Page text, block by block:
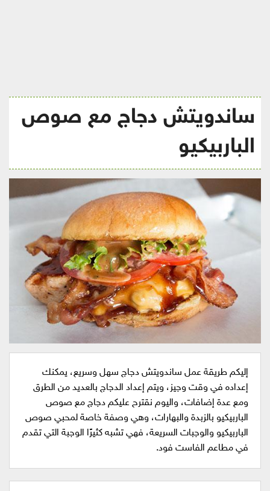
ساندويتش دجاج مع صوص
الباربيكيو
إليكم طريقة عمل ساندويتش دجاج سهل وسريع، يمكنك
إعداده في وقت وجيز، ويتم إعداد الدجاج بالعديد من الطرق
ومع عدة إضافات، واليوم نقترح عليكم دجاج مع صوص
الباربيكيو بالزبدة والبهارات، وهي وصفة خاصة لمحبي صوص
الباربيكيو والوجبات السريعة، فهي تشبه كثيرًا الوجبة التي تقدم
في مطاعم الفاست فود.